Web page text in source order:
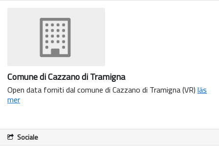
Comune di Cazzano di Tramigna
Open data forniti dal comune di Cazzano di Tramigna (VR) läs
mer
Sociale